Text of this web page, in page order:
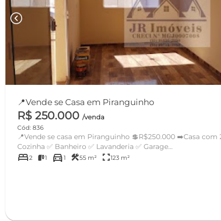
chevron_left
📍Vende se Casa em Piranguinho
R$ 250.000 /venda
Cód: 836
📍Vende se casa em Piranguinho 💲R$250.000 ➡️Casa com 2 Dormitórios ✅Sala ✅
Cozinha ✅ Banheiro ✅ Lavanderia ✅ Garage...
bed2 1 directions_car 1 construction55 m² fullscreen123 m²